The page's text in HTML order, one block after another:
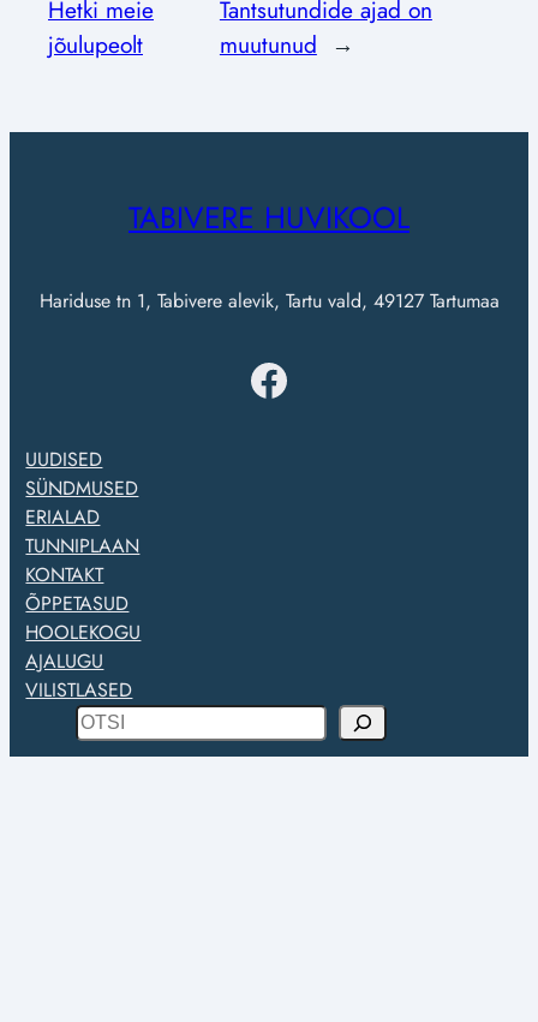
Hetki meie
jõulupeolt
Tantsutundide ajad on
muutunud →
TABIVERE HUVIKOOL
Hariduse tn 1, Tabivere alevik, Tartu vald, 49127 Tartumaa
Facebook
UUDISED
SÜNDMUSED
ERIALAD
TUNNIPLAAN
KONTAKT
ÕPPETASUD
HOOLEKOGU
AJALUGU
VILISTLASED
t